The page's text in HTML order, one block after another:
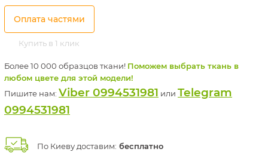
Оплата частями
Купить в 1 клик
Более 10 000 образцов ткани! Поможем выбрать ткань в
любом цвете для этой модели!
Пишите нам: Viber 0994531981 или Telegram
0994531981
По Киеву доставим: бесплатно